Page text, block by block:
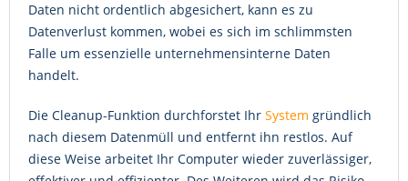
Daten nicht ordentlich abgesichert, kann es zu
Datenverlust kommen, wobei es sich im schlimmsten
Falle um essenzielle unternehmensinterne Daten
handelt.
Die Cleanup-Funktion durchforstet Ihr System gründlich
nach diesem Datenmüll und entfernt ihn restlos. Auf
diese Weise arbeitet Ihr Computer wieder zuverlässiger,